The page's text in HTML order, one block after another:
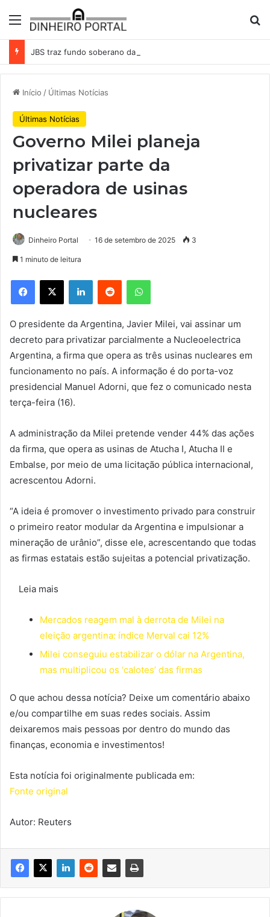
Menu
Início / Últimas Notícias
Últimas Notícias
Governo Milei planeja
privatizar parte da
operadora de usinas
nucleares
Dinheiro Portal 16 de setembro de 2025 3
1 minuto de leitura
Facebook
X LinkedinReddit WhatsApp
O presidente da Argentina, Javier Milei, vai assinar um
decreto para privatizar parcialmente a Nucleoelectrica
Argentina, a firma que opera as três usinas nucleares em
funcionamento no país. A informação é do porta-voz
presidencial Manuel Adorni, que fez o comunicado nesta
terça-feira (16).
A administração da Milei pretende vender 44% das ações
da firma, que opera as usinas de Atucha I, Atucha II e
Embalse, por meio de uma licitação pública internacional,
acrescentou Adorni.
“A ideia é promover o investimento privado para construir
o primeiro reator modular da Argentina e impulsionar a
mineração de urânio”, disse ele, acrescentando que todas
as firmas estatais estão sujeitas a potencial privatização.
Leia mais
Mercados reagem mal à derrota de Milei na
eleição argentina: índice Merval cai 12%
Milei conseguiu estabilizar o dólar na Argentina,
mas multiplicou os ‘calotes’ das firmas
O que achou dessa notícia? Deixe um comentário abaixo
e/ou compartilhe em suas redes sociais. Assim
deixaremos mais pessoas por dentro do mundo das
finanças, economia e investimentos!
Esta notícia foi originalmente publicada em:
Fonte original
Autor: Reuters